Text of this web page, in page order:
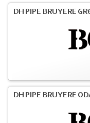
DH PIPE BRUYERE
DH PIPE BRUYERE